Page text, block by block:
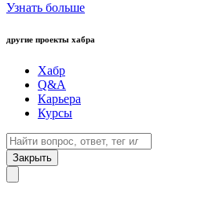
Узнать больше
другие проекты хабра
Хабр
Q&A
Карьера
Курсы
Закрыть